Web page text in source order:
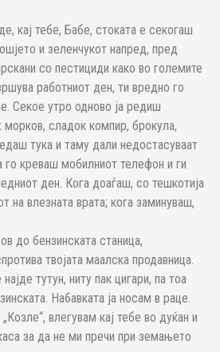
кај тебе, Бабе, стоката е секогаш
и зеленчукот напред, пред
со пестициди како во големите
работниот ден, ти вредно го
Секое утро одново ја редиш
сладок компир, брокула,
тука и таму дали недостасуваат
го креваш мобилниот телефон и ги
ден. Кога доаѓаш, со тешкотија
на влезната врата; кога заминуваш,
до бензинската станица,
твојата маалска продавница.
тутун, ниту пак цигари, па тоа
Набавката ја носам в раце.
влегувам кај тебе во дуќан и
за да не ми пречи при земањето